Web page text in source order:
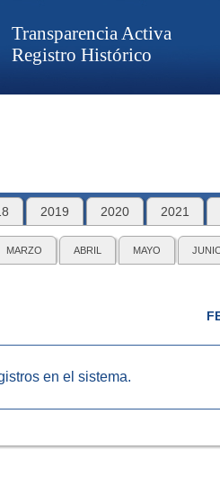
Transparencia Activa
Registro Histórico
2019 2020 2021
MARZO ABRIL MAYO
en el sistema.